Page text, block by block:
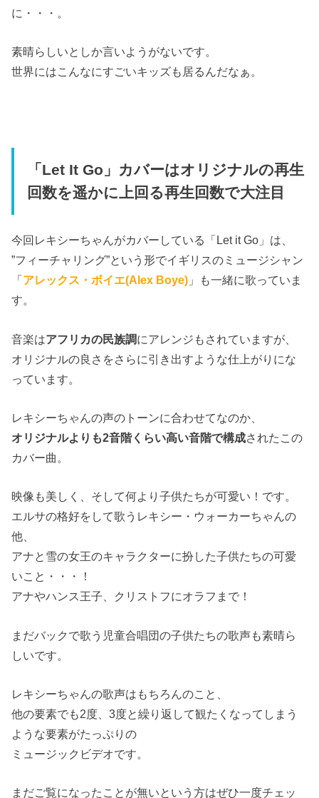
に・・・。
素晴らしいとしか言いようがないです。
世界にはこんなにすごいキッズも居るんだなぁ。
「Let It Go」カバーはオリジナルの再生
回数を遥かに上回る再生回数で大注目
今回レキシーちゃんがカバーしている「Let it Go」は、
”フィーチャリング”という形でイギリスのミュージシャン
「アレックス・ボ­イエ(Alex Boye) 」も一緒に歌っていま
す。
音楽はアフリカの民族調にアレンジもされていますが、
オリジナルの良さをさらに引き出すような仕上がりにな
っています。
レキシーちゃんの声のトーンに合わせてなのか、
オリジナルよりも2音階くらい高い音階で構成されたこの
カバー曲。
映像も美しく、そして何より子供たちが可愛い！です。
エルサの格好をして歌うレキシー・ウォーカーちゃんの
他、
アナと雪の女王のキャラクターに扮した子供たちの可愛
いこと・・・！
アナやハンス王子、クリストフにオラフまで！
まだバックで歌う児童合唱団の子供たちの歌声も素晴ら
しいです。
レキシーちゃんの歌声はもちろんのこと、
他の要素でも2度、3度と繰り返して観たくなってしまう
ような要素がたっぷりの
ミュージックビデオです。
まだご覧になったことが無いという方はぜひ一度チェッ